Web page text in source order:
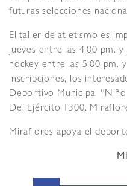
futuras selecciones
El taller de atletismo es
jueves entre las 4:00 pm.
hockey entre las 5:00 pm.
inscripciones, los
Deportivo Municipal
Del Ejército 1300.
Miraflores apoya el